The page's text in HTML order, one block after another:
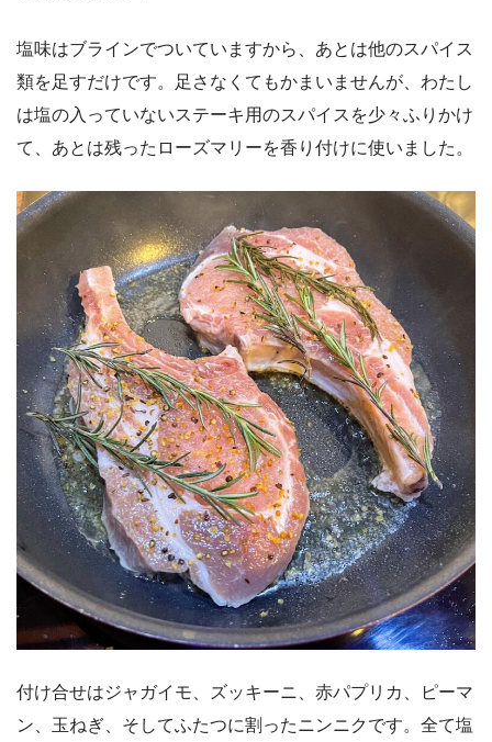
塩味はブラインでついていますから、あとは他のスパイス
類を足すだけです。足さなくてもかまいませんが、わたし
は塩の入っていないステーキ用のスパイスを少々ふりかけ
て、あとは残ったローズマリーを香り付けに使いました。
付け合せはジャガイモ、ズッキーニ、赤パプリカ、ピーマ
ン、玉ねぎ、そしてふたつに割ったニンニクです。全て塩